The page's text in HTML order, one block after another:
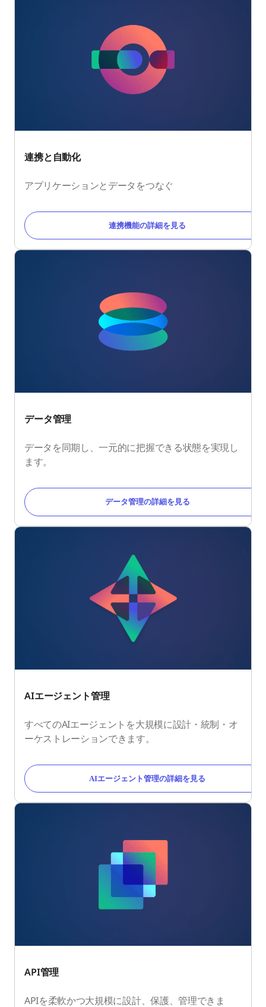
連携と自動化
アプリケーションとデータをつなぐ
連携機能の詳細を見る
データ管理
データを同期し、一元的に把握できる状態を実現し
ます。
データ管理の詳細を見る
AIエージェント管理
すべてのAIエージェントを大規模に設計・統制・オ
ーケストレーションできます。
AIエージェント管理の詳細を見る
API管理
APIを柔軟かつ大規模に設計、保護、管理できま